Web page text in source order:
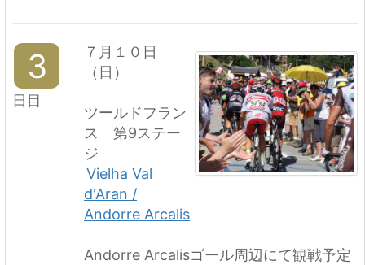
3
日目
７月１０日
（日）
ツールドフラン
ス 第9ステー
ジ
Vielha Val
d'Aran /
Andorre Arcalis
Andorre Arcalisゴール周辺にて観戦予定